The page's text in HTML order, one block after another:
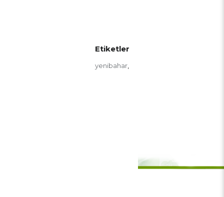
Etiketler
yenibahar